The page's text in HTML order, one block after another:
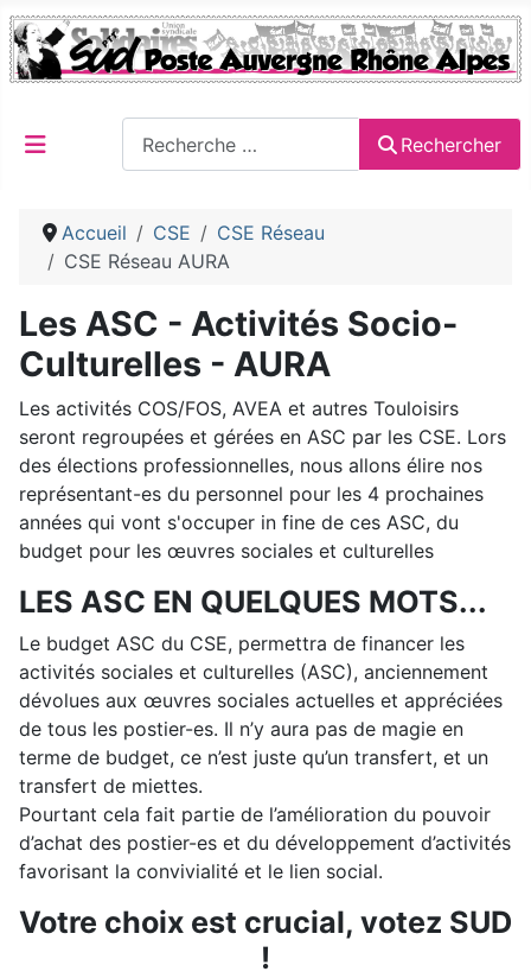
Rechercher
Accueil CSE
CSE Réseau
CSE Réseau AURA
Les ASC - Activités Socio-
Culturelles - AURA
Les activités COS/FOS, AVEA et autres Touloisirs
seront regroupées et gérées en ASC par les CSE. Lors
des élections professionnelles, nous allons élire nos
représentant-es du personnel pour les 4 prochaines
années qui vont s'occuper in fine de ces ASC, du
budget pour les œuvres sociales et culturelles
LES ASC EN QUELQUES MOTS...
Le budget ASC du CSE, permettra de financer les
activités sociales et culturelles (ASC), anciennement
dévolues aux œuvres sociales actuelles et appréciées
de tous les postier-es. Il n’y aura pas de magie en
terme de budget, ce n’est juste qu’un transfert, et un
transfert de miettes.
Pourtant cela fait partie de l’amélioration du pouvoir
d’achat des postier-es et du développement d’activités
favorisant la convivialité et le lien social.
Votre choix est crucial, votez SUD
!